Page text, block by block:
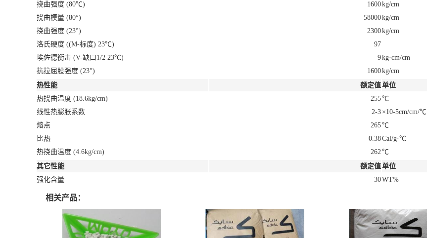
挠曲强度 (80℃)
1600kg/cm
挠曲模量 (80°)
58000kg/cm
挠曲强度 (23°)
2300kg/cm
洛氏硬度 ((M-标度) 23℃)
97
埃佐德衡击 (V-缺口1/2 23℃)
9kg·cm/cm
抗拉屈股强度 (23°)
1600kg/cm
热性能
额定值单位
热挠曲温度 (18.6kg/cm)
255℃
线性热膨胀系数
2-3 ×10-5cm/cm/℃
熔点
265℃
比热
0.38Cal/g·℃
热挠曲温度 (4.6kg/cm)
262℃
其它性能
额定值单位
强化含量
30WT%
相关产品：